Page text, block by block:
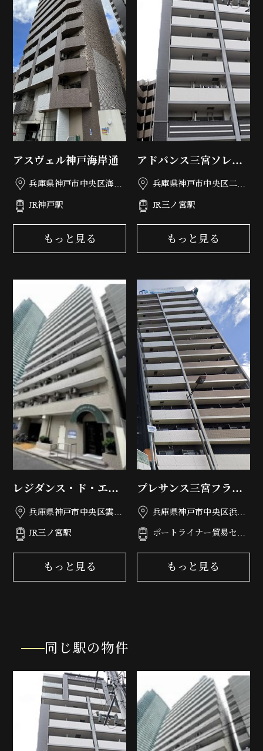
アスヴェル神戸海岸通
兵庫県神戸市中央区海岸
JR神戸駅
もっと見る
アドバンス三宮ソレイ
ユ 兵庫県神戸市中央区二宮
JR三ノ宮駅
もっと見る
レジダンス・ド・エリ
ール兵庫県神戸市中央区雲井
JR三ノ宮駅
もっと見る
プレサンス三宮フラワ
ーロード
兵庫県神戸市中央区浜辺
ポートライナー貿易セン
もっと見る
同じ駅の物件